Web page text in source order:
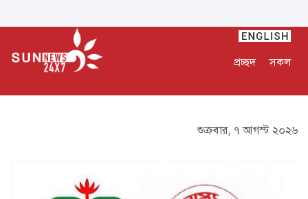
প্রচ্ছদ সকল
শুক্রবার, ৭ আগস্ট ২০২৬